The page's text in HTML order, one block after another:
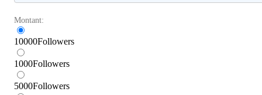
Montant:
10000Followers
1000Followers
5000Followers